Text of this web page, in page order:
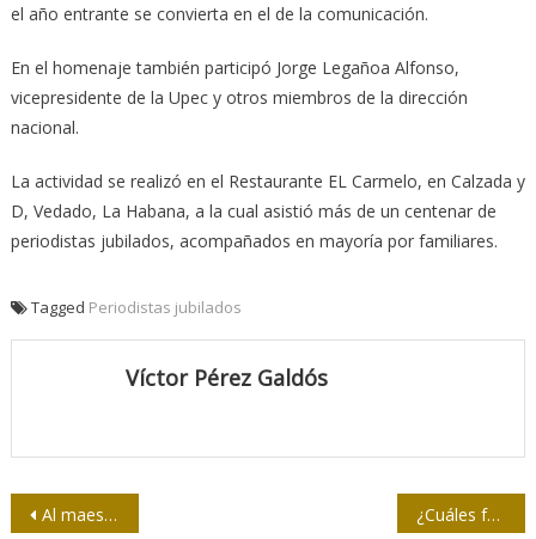
el año entrante se convierta en el de la comunicación.
En el homenaje también participó Jorge Legañoa Alfonso,
vicepresidente de la Upec y otros miembros de la dirección
nacional.
La actividad se realizó en el Restaurante EL Carmelo, en Calzada y
D, Vedado, La Habana, a la cual asistió más de un centenar de
periodistas jubilados, acompañados en mayoría por familiares.
Tagged Periodistas jubilados
Víctor Pérez Galdós
Navegación
Al maestro, a los maestros ¿Cuáles fueron las tendencias del tráfico, acceso y consumo en los canales de internet en Cuba en el año 2022?